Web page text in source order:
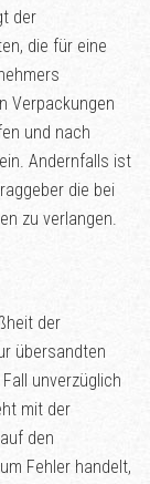
der
die für eine
Verpackungen
und nach
Andernfalls ist
die bei
zu verlangen.
der
übersandten
unverzüglich
mit der
den
Fehler handelt,